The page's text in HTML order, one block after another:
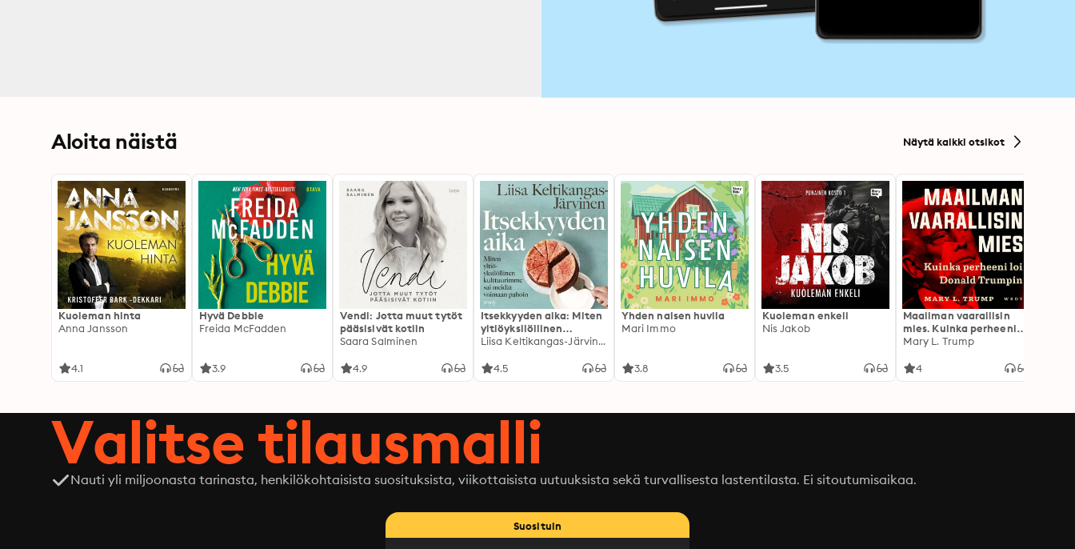
Aloita näistä Näytä kaikki otsikot
Kuoleman hinta
Anna Jansson
4.1
Hyvä Debbie
Freida McFadden
3.9
Vendi: Jotta muut tytöt
pääsisivät kotiin
Saara Salminen
4.9
Itsekkyyden aika: Miten
yltiöyksilöllinen
kulttuurimme sai
Liisa Keltikangas-Järvinen
4.5
Yhden naisen huvila
Mari Immo
3.8
Kuoleman enkeli
Nis Jakob
3.5
Maailman vaarallisin
mies. Kuinka perheeni
loi Donald Trumpin
Mary L. Trump
4
Valitse tilausmalli
Nauti yli miljoonasta tarinasta, henkilökohtaisista suosituksista, viikottaisista uutuuksista sekä turvallisesta lastentilasta. Ei sitoutumisaikaa.
Suosituin